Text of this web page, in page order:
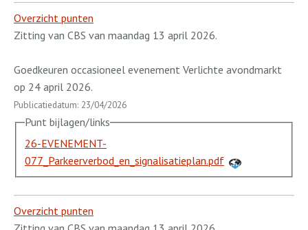
Overzicht punten
Zitting van CBS van maandag 13 april 2026.
Goedkeuren occasioneel evenement Verlichte avondmarkt
op 24 april 2026.
Publicatiedatum: 23/04/2026
Punt bijlagen/links
26-EVENEMENT-
077_Parkeerverbod_en_signalisatieplan.pdf
Overzicht punten